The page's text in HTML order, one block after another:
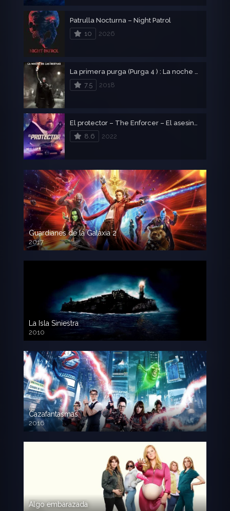
Patrulla Nocturna – Night Patrol
10
2026
La primera purga (Purga 4 ) : La noche de las bestias
7.5
2018
El protector – The Enforcer – El asesino perfecto
8.6
2022
Guardianes de la Galaxia 2
2017
720p HD
La Isla Siniestra
2010
720p HD
Cazafantasmas
2016
720p HD
Algo embarazada